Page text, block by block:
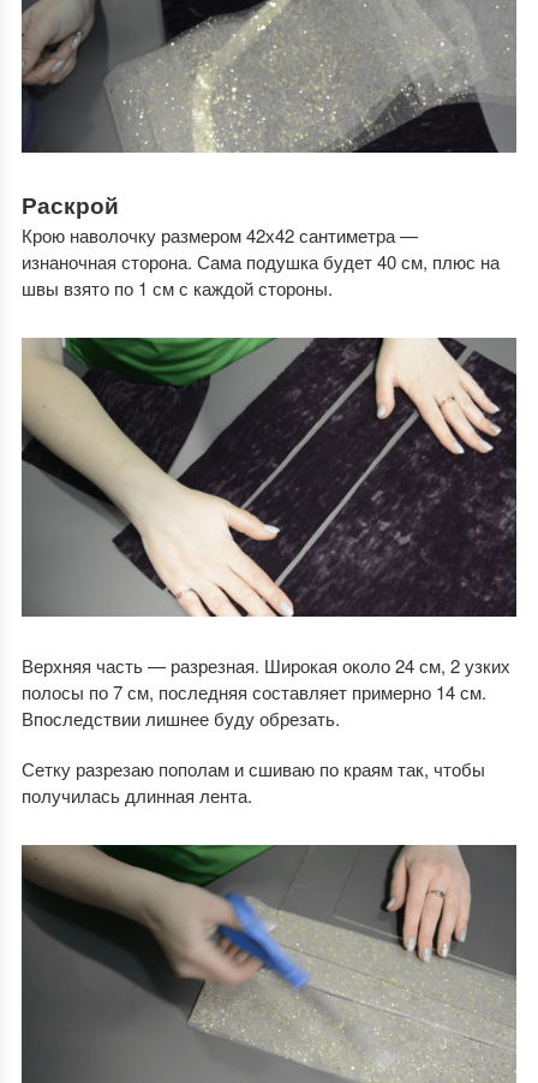
Раскрой
Крою наволочку размером 42х42 сантиметра —
изнаночная сторона. Сама подушка будет 40 см, плюс на
швы взято по 1 см с каждой стороны.
Верхняя часть — разрезная. Широкая около 24 см, 2 узких
полосы по 7 см, последняя составляет примерно 14 см.
Впоследствии лишнее буду обрезать.
Сетку разрезаю пополам и сшиваю по краям так, чтобы
получилась длинная лента.